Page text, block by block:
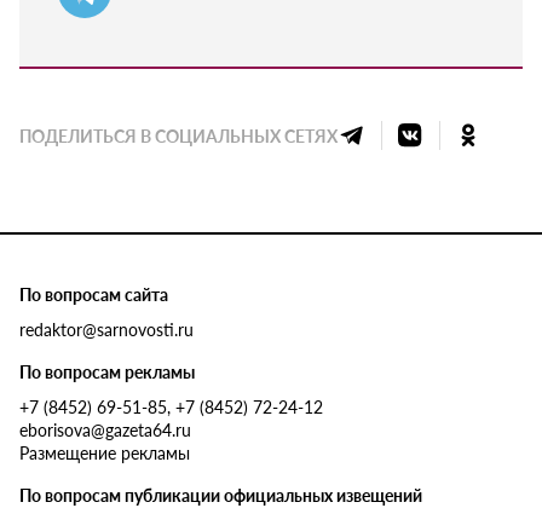
ПОДЕЛИТЬСЯ В СОЦИАЛЬНЫХ СЕТЯХ
По вопросам сайта
redaktor@sarnovosti.ru
По вопросам рекламы
+7 (8452) 69-51-85, +7 (8452) 72-24-12
eborisova@gazeta64.ru
Размещение рекламы
По вопросам публикации официальных извещений